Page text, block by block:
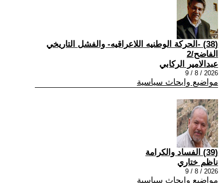
(38) -الحركة الوطنيه اللاعراقيه- والفشل التاريخي
الفاضح/2
عبدالامير الركابي
2026 / 8 / 9
مواضيع وابحاث سياسية
(39) الفساد والكرامة
ناظم ختاري
2026 / 8 / 9
مواضيع وابحاث سياسية